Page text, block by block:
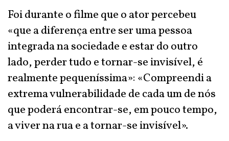
Foi durante o filme que o ator percebeu
«que a diferença entre ser uma pessoa
integrada na sociedade e estar do outro
lado, perder tudo e tornar-se invisível, é
realmente pequeníssima»: «Compreendi a
extrema vulnerabilidade de cada um de nós
que poderá encontrar-se, em pouco tempo,
a viver na rua e a tornar-se invisível».